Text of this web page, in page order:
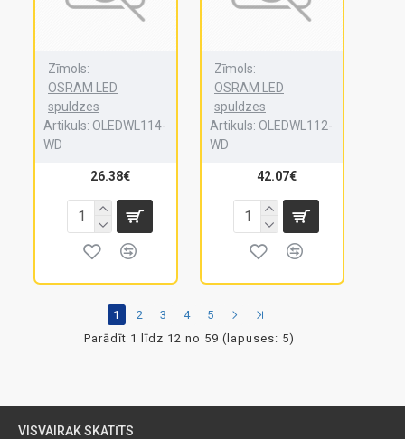
Zīmols:
OSRAM LED
spuldzes
Artikuls: OLEDWL114-
WD
26.38€
Zīmols:
OSRAM LED
spuldzes
Artikuls: OLEDWL112-
WD
42.07€
1 2 3 4
5
Parādīt 1 līdz 12 no 59 (lapuses: 5)
VISVAIRĀK SKATĪTS